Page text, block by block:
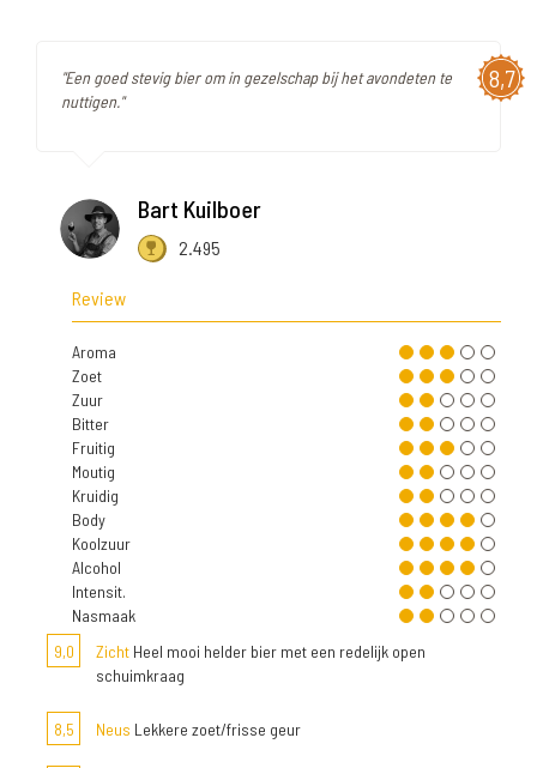
8,7
"Een goed stevig bier om in gezelschap bij het avondeten te
nuttigen."
Bart Kuilboer
2.495
Review
Aroma
Zoet
Zuur
Bitter
Fruitig
Moutig
Kruidig
Body
Koolzuur
Alcohol
Intensit.
Nasmaak
9,0
Zicht Heel mooi helder bier met een redelijk open
schuimkraag
8,5 Neus Lekkere zoet/frisse geur